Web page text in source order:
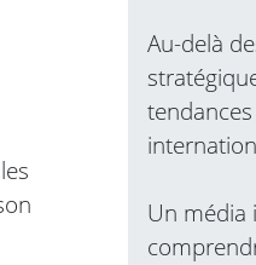
Au-delà
Un média